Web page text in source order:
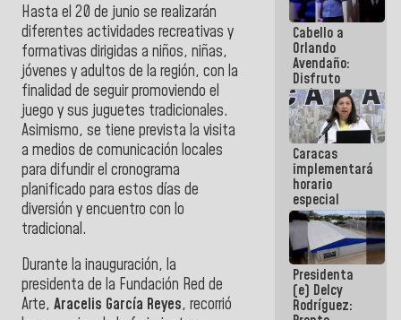
Hasta el 20 de junio se realizarán
diferentes actividades recreativas y
formativas dirigidas a niños, niñas,
jóvenes y adultos de la región, con la
finalidad de seguir promoviendo el
juego y sus juguetes tradicionales.
Asimismo, se tiene prevista la visita
a medios de comunicación locales
para difundir el cronograma
planificado para estos días de
diversión y encuentro con lo
tradicional.
Durante la inauguración, la
presidenta de la Fundación Red de
Arte, Aracelis García Reyes, recorrió
Cabello a
Orlando
Avendaño:
Disfruto
cada vez
que escribes
porque lo
que haces
es
embarrarla
Caracas
implementará
horario
especial
para
adaptarse
al plan de
ahorro
energético
Presidenta
(e) Delcy
Rodríguez: